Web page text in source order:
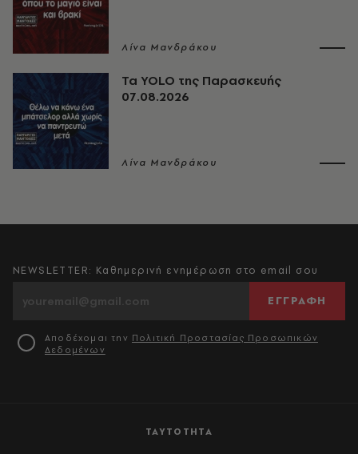
Λίνα Μανδράκου
Τα YOLO της Παρασκευής
07.08.2026
Λίνα Μανδράκου
ΤΑΥΤΟΤΗΤΑ
NEWSLETTER: Καθημερινή ενημέρωση στο email σου
ΕΓΓΡΑΦΗ
Αποδέχομαι την Πολιτική Προστασίας Προσωπικών
Δεδομένων